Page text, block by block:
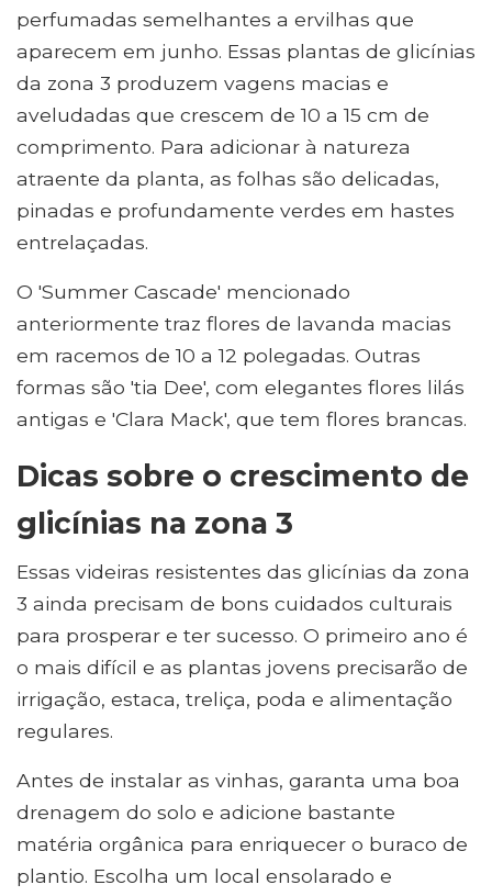
perfumadas semelhantes a ervilhas que
aparecem em junho. Essas plantas de glicínias
da zona 3 produzem vagens macias e
aveludadas que crescem de 10 a 15 cm de
comprimento. Para adicionar à natureza
atraente da planta, as folhas são delicadas,
pinadas e profundamente verdes em hastes
entrelaçadas.
O 'Summer Cascade' mencionado
anteriormente traz flores de lavanda macias
em racemos de 10 a 12 polegadas. Outras
formas são 'tia Dee', com elegantes flores lilás
antigas e 'Clara Mack', que tem flores brancas.
Dicas sobre o crescimento de
glicínias na zona 3
Essas videiras resistentes das glicínias da zona
3 ainda precisam de bons cuidados culturais
para prosperar e ter sucesso. O primeiro ano é
o mais difícil e as plantas jovens precisarão de
irrigação, estaca, treliça, poda e alimentação
regulares.
Antes de instalar as vinhas, garanta uma boa
drenagem do solo e adicione bastante
matéria orgânica para enriquecer o buraco de
plantio. Escolha um local ensolarado e